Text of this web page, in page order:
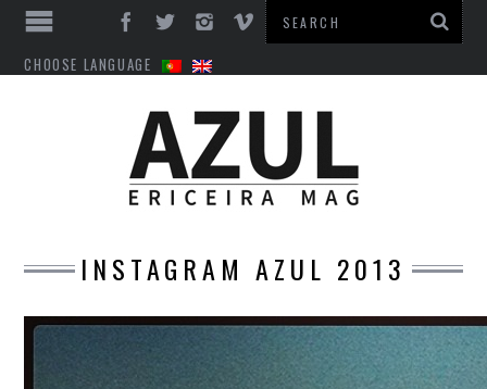
CHOOSE LANGUAGE
INSTAGRAM AZUL 2013